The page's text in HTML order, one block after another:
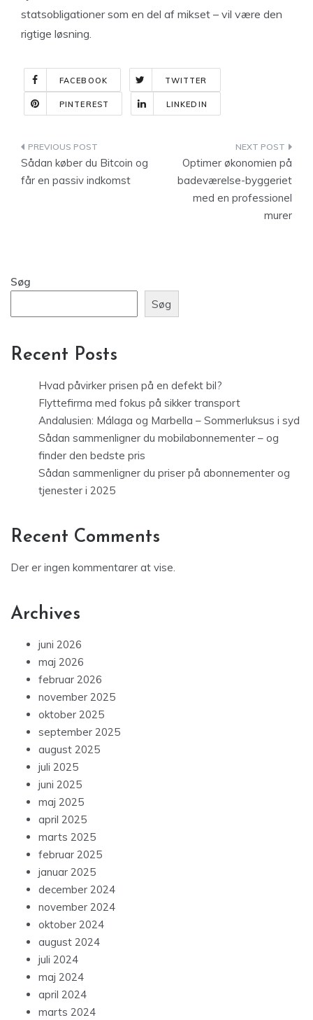
statsobligationer som en del af mikset – vil være den
rigtige løsning.
FACEBOOK TWITTER
PINTEREST LINKEDIN
Indlægsnavigation
Sådan køber du Bitcoin og
får en passiv indkomst
Optimer økonomien på
badeværelse-byggeriet
med en professionel
murer
Søg
Søg
Recent Posts
Hvad påvirker prisen på en defekt bil?
Flyttefirma med fokus på sikker transport
Andalusien: Málaga og Marbella – Sommerluksus i syd
Sådan sammenligner du mobilabonnementer – og
finder den bedste pris
Sådan sammenligner du priser på abonnementer og
tjenester i 2025
Recent Comments
Der er ingen kommentarer at vise.
Archives
juni 2026
maj 2026
februar 2026
november 2025
oktober 2025
september 2025
august 2025
juli 2025
juni 2025
maj 2025
april 2025
marts 2025
februar 2025
januar 2025
december 2024
november 2024
oktober 2024
august 2024
juli 2024
maj 2024
april 2024
marts 2024